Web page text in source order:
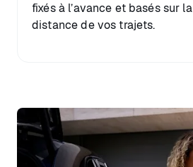
fixés à l’avance et basés sur la
distance de vos trajets.